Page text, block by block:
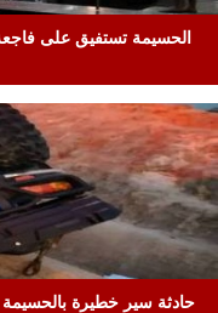
الحسيمة تستفيق على
حادثة سير خطيرة بالحسيمة